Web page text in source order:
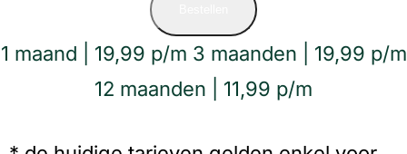
1 maand | 19,99 p/m 3 maanden | 19,99 p/m
12 maanden | 11,99 p/m